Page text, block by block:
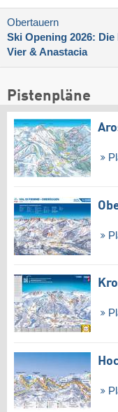
Obertauern
Ski Opening 2026:
Vier & Anastacia
Pistenpläne